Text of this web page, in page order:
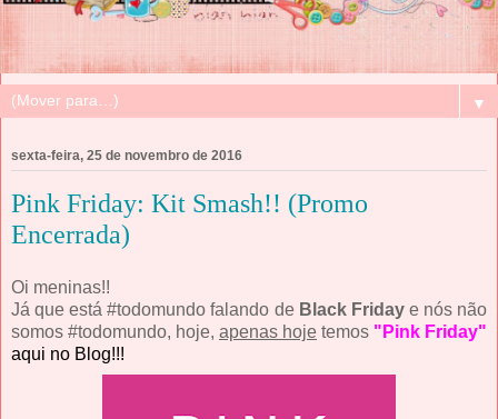
▼
sexta-feira, 25 de novembro de 2016
Pink Friday: Kit Smash!! (Promo
Encerrada)
Oi meninas!!
Já que está #todomundo falando de Black Fridaye nós não
somos #todomundo, hoje, apenas hoje temos "Pink Friday"
aqui no Blog!!!